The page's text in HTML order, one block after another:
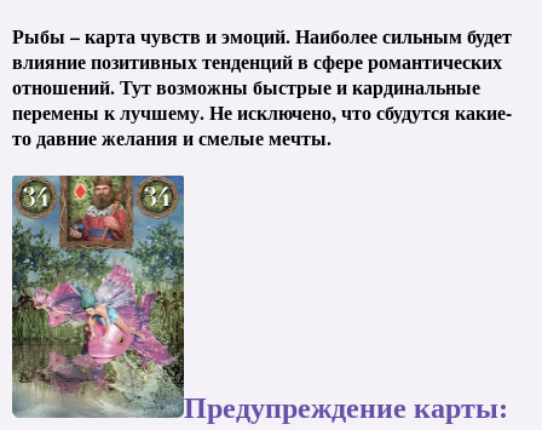
Рыбы – карта чувств и эмоций. Наиболее сильным будет
влияние позитивных тенденций в сфере романтических
отношений. Тут возможны быстрые и кардинальные
перемены к лучшему. Не исключено, что сбудутся какие-
то давние желания и смелые мечты.
Предупреждение карты: